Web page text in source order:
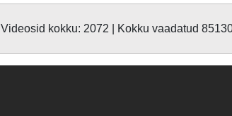
Videosid kokku: 2072 | Kokku vaadatud